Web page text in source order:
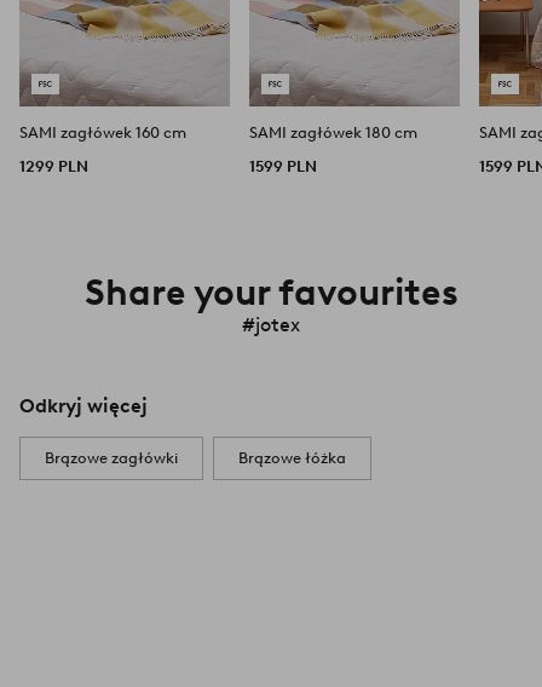
SAMI zagłówek 160 cm
1299 PLN
SAMI zagłówek 180 cm
1599 PLN
1599
Share your favourites
#jotex
Odkryj więcej
Brązowe zagłówki Brązowe łóżka